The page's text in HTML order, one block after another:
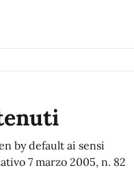
by default ai sensi
7 marzo 2005, n. 82